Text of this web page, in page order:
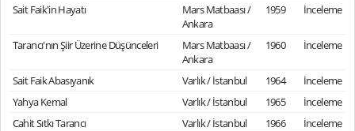
Sait Faik'in Hayatı
Mars Matbaası /
Ankara
1959 İnceleme
Tarancı'nın Şiir Üzerine Düşünceleri
Mars Matbaası /
Ankara
1960 İnceleme
Sait Faik Abasıyanık Varlık / İstanbul 1964
İnceleme
Yahya Kemal
Varlık / İstanbul 1965
İnceleme
Cahit Sıtkı Tarancı
Varlık / İstanbul 1966
İnceleme